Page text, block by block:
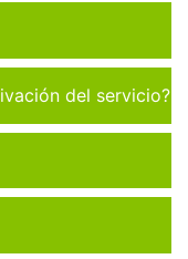
del servicio?